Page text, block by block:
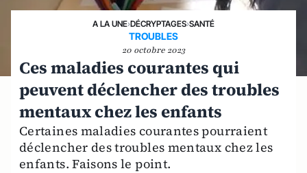
A LA UNE›DÉCRYPTAGES›SANTÉ
TROUBLES
20 octobre 2023
Ces maladies courantes qui
peuvent déclencher des troubles
mentaux chez les enfants
Certaines maladies courantes pourraient
déclencher des troubles mentaux chez les
enfants. Faisons le point.